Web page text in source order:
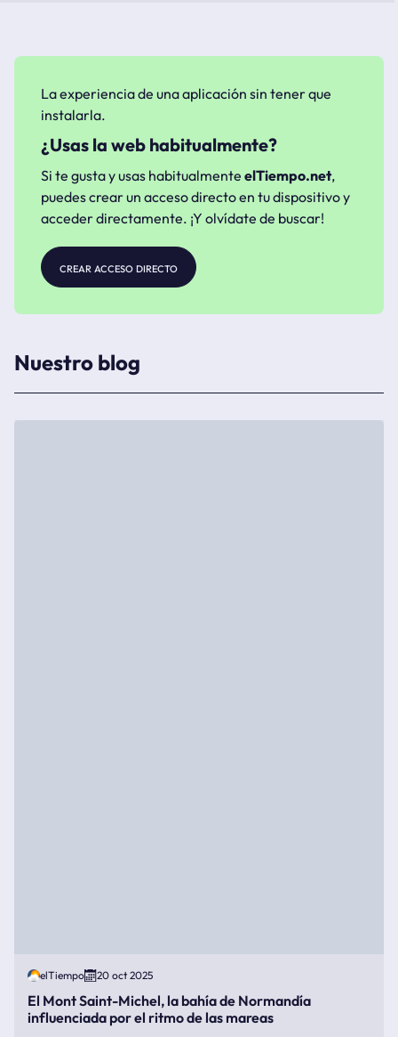
La experiencia de una aplicación sin tener que
instalarla.
¿Usas la web habitualmente?
Si te gusta y usas habitualmente elTiempo.net,
puedes crear un acceso directo en tu dispositivo y
acceder directamente. ¡Y olvídate de buscar!
crear acceso directo
Nuestro blog
elTiempo 20 oct 2025
El Mont Saint-Michel, la bahía de Normandía
influenciada por el ritmo de las mareas